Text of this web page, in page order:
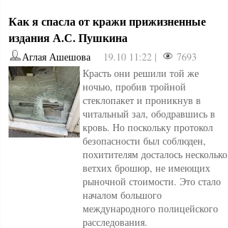
Как я спасла от кражи прижизненные
издания А.С. Пушкина
Аглая Ашешова 19.10 11:22 |
7693
Красть они решили той же
ночью, пробив тройной
стеклопакет и проникнув в
читальный зал, ободравшись в
кровь. Но поскольку протокол
безопасности был соблюден,
похитителям досталось несколько
ветхих брошюр, не имеющих
рыночной стоимости. Это стало
началом большого
международного полицейского
расследования.